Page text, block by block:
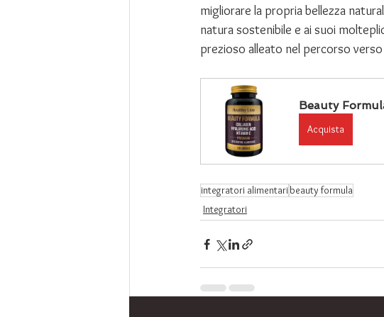
migliorare la propria bellezza
natura sostenibile e ai suoi
prezioso alleato nel percorso
Beauty
Acquista
integratori alimentaribeauty formula
Integratori